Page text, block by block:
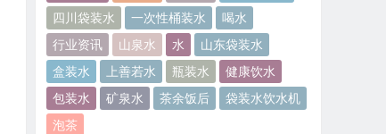
四川袋装水
一次性桶装水
喝水
行业资讯
山泉水 水
山东袋装水
盒装水
上善若水 瓶装水
健康饮水
包装水
矿泉水 茶余饭后
袋装水饮水机
泡茶